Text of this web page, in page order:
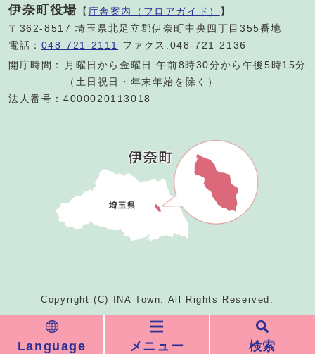
Language メニュー 検索
伊奈町役場 【 庁舎案内（フロアガイド） 】
〒362-8517 埼玉県北足立郡伊奈町中央四丁目355番地
電話： 048-721-2111
ファクス:048-721-2136
開庁時間：
月曜日から金曜日 午前8時30分から午後5時15分
（土日祝日・年末年始を除く）
法人番号：4000020113018
Copyright (C) INA Town. All Rights Reserved.